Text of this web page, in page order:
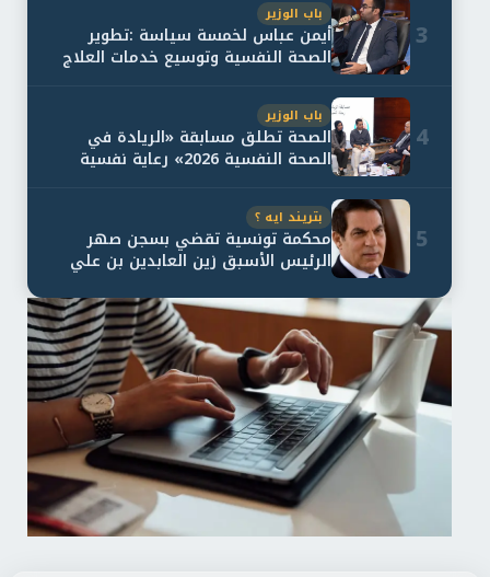
3
باب الوزير
أيمن عباس لخمسة سياسة :تطوير
الصحة النفسية وتوسيع خدمات العلاج
4
باب الوزير
الصحة تطلق مسابقة «الريادة في
الصحة النفسية 2026» رعاية نفسية
5
بتريند ايه ؟
محكمة تونسية تقضي بسجن صهر
الرئيس الأسبق زين العابدين بن علي